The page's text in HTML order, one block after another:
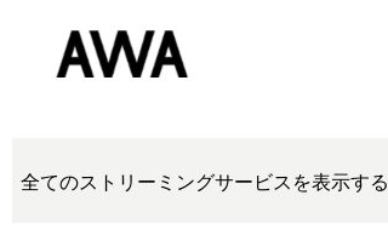
全てのストリーミングサービスを表示する